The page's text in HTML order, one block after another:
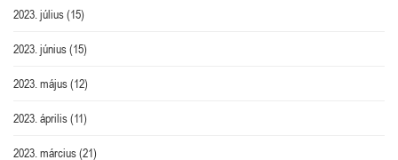
2023. július(15)
2023. június(15)
2023. május(12)
2023. április(11)
2023. március(21)